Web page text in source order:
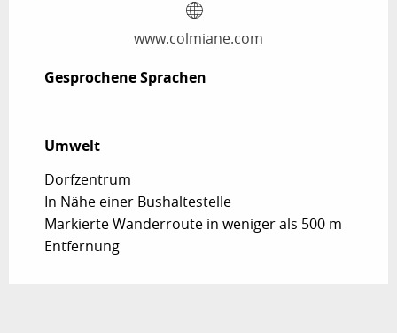
www.colmiane.com
Gesprochene Sprachen
Gesprochene Sprachen
Umwelt
Umwelt
Dorfzentrum
In Nähe einer Bushaltestelle
Markierte Wanderroute in weniger als 500 m
Entfernung